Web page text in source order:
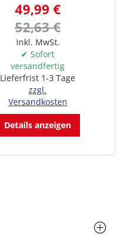
49,99 €
52,63 €
Inkl. MwSt.
✔ Sofort
versandfertig
Lieferfrist 1-3 Tage
zzgl.
Versandkosten
Details anzeigen